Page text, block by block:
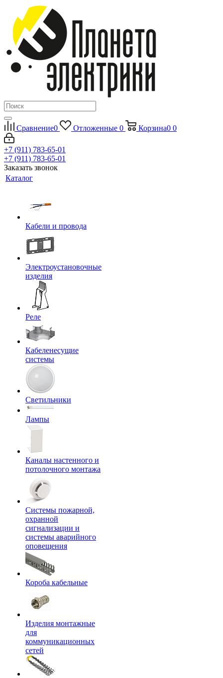
Сравнение0 Отложенные 0 Корзина0 0
+7 (911) 783-65-01
+7 (911) 783-65-01
Заказать звонок
Каталог
Кабели и провода
Электроустановочные
изделия
Реле
Кабеленесущие
системы
Светильники
Лампы
Каналы настенного и
потолочного монтажа
Системы пожарной,
охранной
сигнализации и
системы аварийного
оповещения
Короба кабельные
Изделия монтажные
для
коммуникационных
сетей